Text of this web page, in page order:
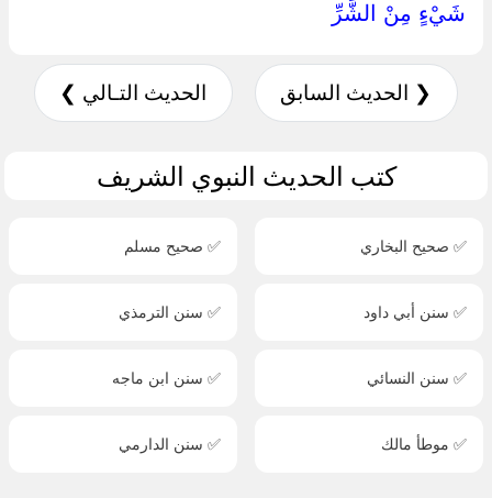
شَيْءٍ مِنْ الشَّرِّ ‏
❮ الحديث السابق الحديث التـالي ❯
كتب الحديث النبوي الشريف
✅ صحيح البخاري ✅ صحيح مسلم
✅ سنن أبي داود ✅ سنن الترمذي
✅ سنن النسائي ✅ سنن ابن ماجه
✅ موطأ مالك ✅ سنن الدارمي